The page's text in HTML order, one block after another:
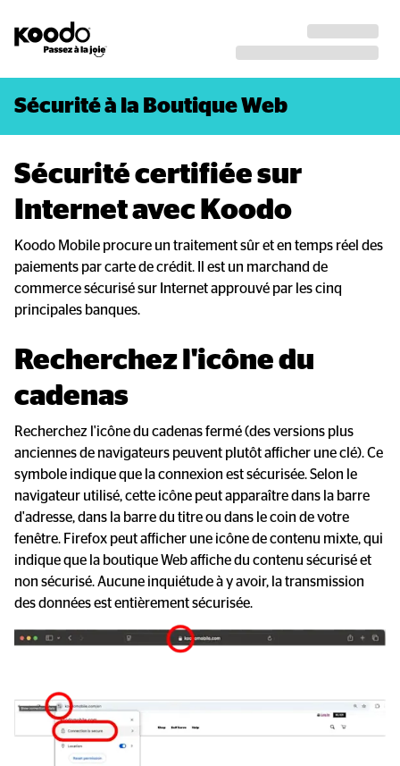
Sécurité à la Boutique Web
Sécurité certifiée sur
Internet avec Koodo
Koodo Mobile procure un traitement sûr et en temps réel des
paiements par carte de crédit. Il est un marchand de
commerce sécurisé sur Internet approuvé par les cinq
principales banques.
Recherchez l'icône du
cadenas
Recherchez l'icône du cadenas fermé (des versions plus
anciennes de navigateurs peuvent plutôt afficher une clé). Ce
symbole indique que la connexion est sécurisée. Selon le
navigateur utilisé, cette icône peut apparaître dans la barre
d'adresse, dans la barre du titre ou dans le coin de votre
fenêtre. Firefox peut afficher une icône de contenu mixte, qui
indique que la boutique Web affiche du contenu sécurisé et
non sécurisé. Aucune inquiétude à y avoir, la transmission
des données est entièrement sécurisée.